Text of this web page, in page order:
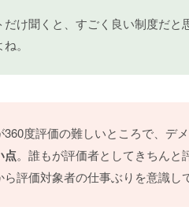
だけ聞くと、すごく良い制度だ
。
度評価の難しいところで、デ
点。誰もが評価者としてきちんと
評価対象者の仕事ぶりを意識し